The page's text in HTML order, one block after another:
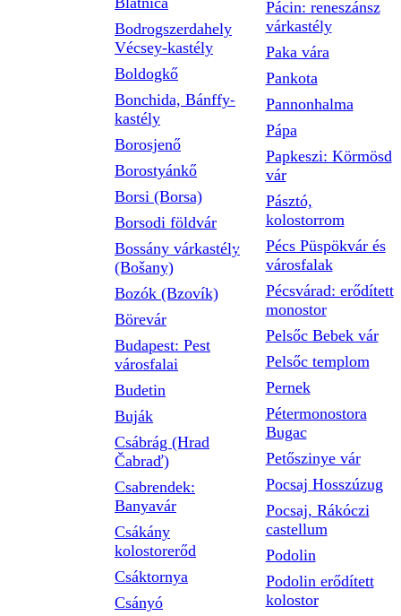
Bodrogszerdahely
Vécsey-kastély
Boldogkő
Bonchida, Bánffy-
kastély
Borosjenő
Borostyánkő
Borsi (Borsa)
Borsodi földvár
Bossány várkastély
(Bošany)
Bozók (Bzovík)
Börevár
Budapest: Pest
városfalai
Budetin
Buják
Csábrág (Hrad
Čabraď)
Csabrendek:
Banyavár
Csákány
kolostorerőd
Csáktornya
Csányó
Pácin: reneszánsz
várkastély
Paka vára
Pankota
Pannonhalma
Pápa
Papkeszi: Körmösd
vár
Pásztó,
kolostorrom
Pécs Püspökvár és
városfalak
Pécsvárad: erődített
monostor
Pelsőc Bebek vár
Pelsőc templom
Pernek
Pétermonostora
Bugac
Petőszinye vár
Pocsaj Hosszúzug
Pocsaj, Rákóczi
castellum
Podolin
Podolin erődített
kolostor